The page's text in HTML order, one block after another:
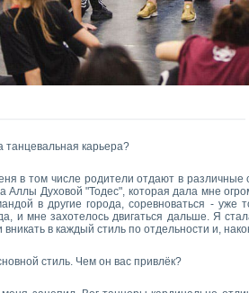
танцевальная карьера?
в том числе родители отдают в
Аллы Духовой "Тодес", которая дала мне
в другие города, соревноваться - уже
и мне захотелось двигаться дальше. Я
в каждый стиль по отдельности и,
стиль. Чем он вас привлёк?